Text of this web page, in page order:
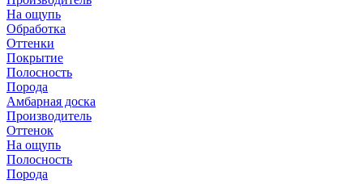
На ощупь
Обработка
Оттенки
Покрытие
Полосность
Порода
Амбарная доска
Производитель
Оттенок
На ощупь
Полосность
Порода